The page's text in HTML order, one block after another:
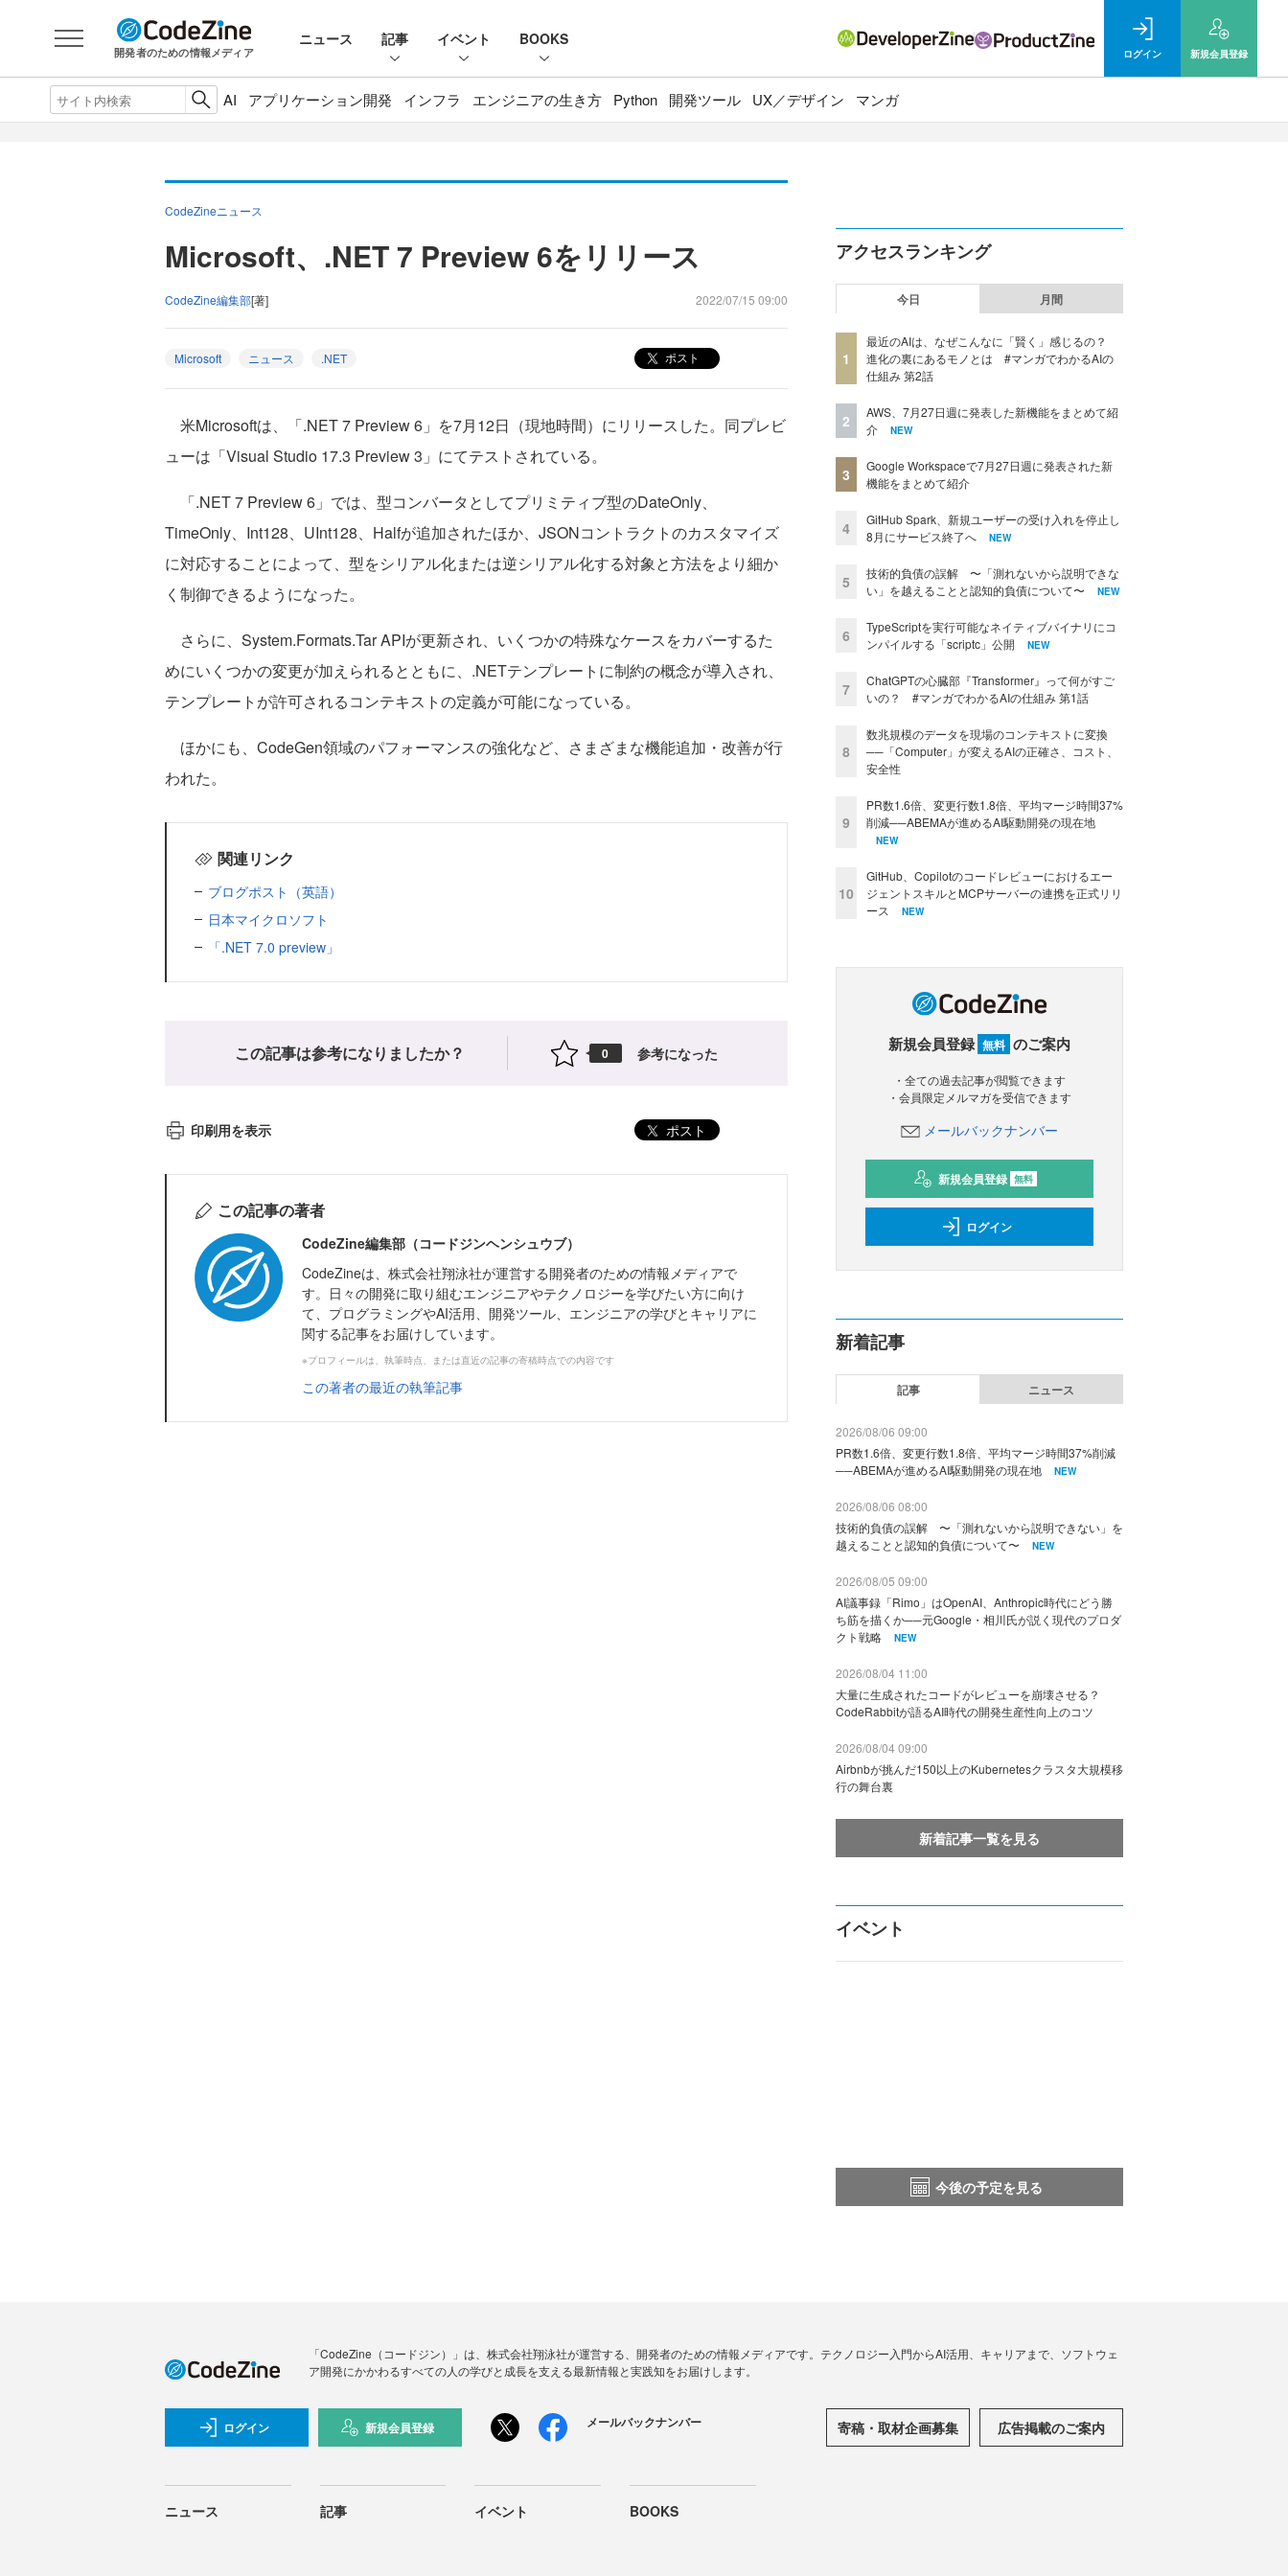
開発者のための情報メディア
ニュース 記事 イベント BOOKS
ログイン 新規会員登録
AI アプリケーション開発 インフラ エンジニアの生き方 Python 開発ツール UX／デザイン マンガ
CodeZineニュース
Microsoft、.NET 7 Preview 6をリリース
CodeZine編集部[著] 2022/07/15 09:00
Microsoft ニュース .NET ポスト
米Microsoftは、「.NET 7 Preview 6」を7月12日（現地時間）にリリースした。同プレビ
ューは「Visual Studio 17.3 Preview 3」にてテストされている。
「.NET 7 Preview 6」では、型コンバータとしてプリミティブ型のDateOnly、
TimeOnly、Int128、UInt128、Halfが追加されたほか、JSONコントラクトのカスタマイズ
に対応することによって、型をシリアル化または逆シリアル化する対象と方法をより細か
く制御できるようになった。
さらに、System.Formats.Tar APIが更新され、いくつかの特殊なケースをカバーするた
めにいくつかの変更が加えられるとともに、.NETテンプレートに制約の概念が導入され、
テンプレートが許可されるコンテキストの定義が可能になっている。
ほかにも、CodeGen領域のパフォーマンスの強化など、さまざまな機能追加・改善が行
われた。
関連リンク
ブログポスト（英語）
日本マイクロソフト
「.NET 7.0 preview」
この記事は参考になりましたか？ 0 参考になった
印刷用を表示 ポスト
この記事の著者
CodeZine編集部（コードジンヘンシュウブ）
CodeZineは、株式会社翔泳社が運営する開発者のための情報メディアで
す。日々の開発に取り組むエンジニアやテクノロジーを学びたい方に向け
て、プログラミングやAI活用、開発ツール、エンジニアの学びとキャリアに
関する記事をお届けしています。
※プロフィールは、執筆時点、または直近の記事の寄稿時点での内容です
この著者の最近の執筆記事
アクセスランキング
今日 月間
1
最近のAIは、なぜこんなに「賢く」感じるの？
進化の裏にあるモノとは #マンガでわかるAIの
仕組み 第2話
2
AWS、7月27日週に発表した新機能をまとめて紹
介
NEW
3
Google Workspaceで7月27日週に発表された新
機能をまとめて紹介
4
GitHub Spark、新規ユーザーの受け入れを停止し
8月にサービス終了へ
NEW
5
技術的負債の誤解 〜「測れないから説明できな
い」を越えることと認知的負債について〜
NEW
6
TypeScriptを実行可能なネイティブバイナリにコ
ンパイルする「scriptc」公開
NEW
7
ChatGPTの心臓部『Transformer』って何がすご
いの？ #マンガでわかるAIの仕組み 第1話
8
数兆規模のデータを現場のコンテキストに変換
──「Computer」が変えるAIの正確さ、コスト、
安全性
9
PR数1.6倍、変更行数1.8倍、平均マージ時間37%
削減──ABEMAが進めるAI駆動開発の現在地
NEW
10
GitHub、Copilotのコードレビューにおけるエー
ジェントスキルとMCPサーバーの連携を正式リリ
ース
NEW
新規会員登録 無料 のご案内
・全ての過去記事が閲覧できます
・会員限定メルマガを受信できます
メールバックナンバー
新規会員登録 無料
ログイン
新着記事
記事 ニュース
2026/08/06 09:00
PR数1.6倍、変更行数1.8倍、平均マージ時間37%削減
──ABEMAが進めるAI駆動開発の現在地
NEW
2026/08/06 08:00
技術的負債の誤解 〜「測れないから説明できない」を
越えることと認知的負債について〜
NEW
2026/08/05 09:00
AI議事録「Rimo」はOpenAI、Anthropic時代にどう勝
ち筋を描くか──元Google・相川氏が説く現代のプロダ
クト戦略
NEW
2026/08/04 11:00
大量に生成されたコードがレビューを崩壊させる？
CodeRabbitが語るAI時代の開発生産性向上のコツ
2026/08/04 09:00
Airbnbが挑んだ150以上のKubernetesクラスタ大規模移
行の舞台裏
新着記事一覧を見る
イベント
今後の予定を見る
「CodeZine（コードジン）」は、株式会社翔泳社が運営する、開発者のための情報メディアです。テクノロジー入門からAI活用、キャリアまで、ソフトウェ
ア開発にかかわるすべての人の学びと成長を支える最新情報と実践知をお届けします。
ログイン 新規会員登録 メールバックナンバー 寄稿・取材企画募集 広告掲載のご案内
ニュース 記事 イベント BOOKS